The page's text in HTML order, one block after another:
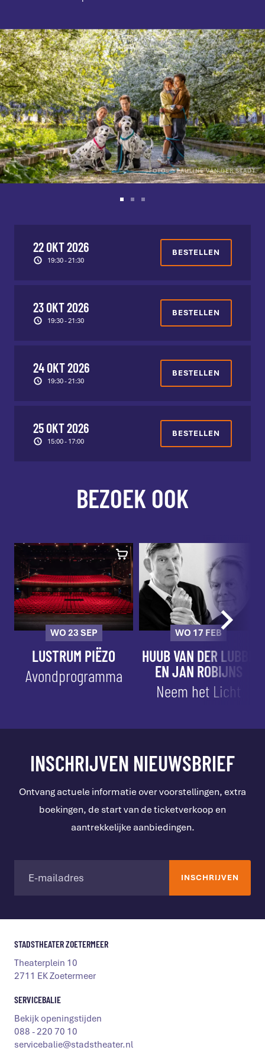
FOTO: © PAULINE VAN DER STADT
22 OKT 2026
19:30 - 21:30
BESTELLEN
23 OKT 2026
19:30 - 21:30
BESTELLEN
24 OKT 2026
19:30 - 21:30
BESTELLEN
25 OKT 2026
15:00 - 17:00
BESTELLEN
BEZOEK OOK
WO 23 SEP
LUSTRUM PIËZO
Avondprogramma
WO 17 FEB
HUUB VAN DER LUBBE
EN JAN ROBIJNS
Neem het Licht
INSCHRIJVEN NIEUWSBRIEF
Ontvang actuele informatie over voorstellingen, extra
boekingen, de start van de ticketverkoop en
aantrekkelijke aanbiedingen.
STADSTHEATER ZOETERMEER
Theaterplein 10
2711 EK Zoetermeer
SERVICEBALIE
Bekijk openingstijden
088 - 220 70 10
servicebalie@stadstheater.nl